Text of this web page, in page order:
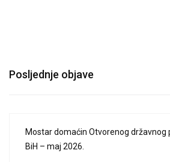
Posljednje objave
Mostar domaćin Otvorenog
BiH – maj 2026.